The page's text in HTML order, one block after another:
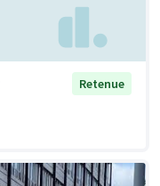
Retenue